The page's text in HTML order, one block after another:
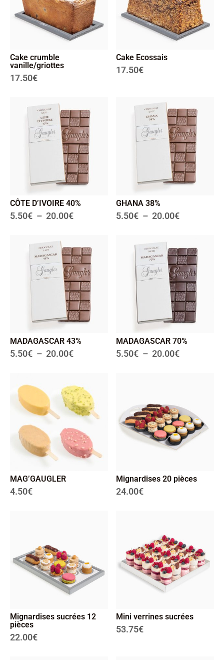
Cake crumble
vanille/griottes
17.50€
Cake Ecossais
17.50€
CÔTE D’IVOIRE 40%
5.50€ – 20.00€
GHANA 38%
5.50€ – 20.00€
MADAGASCAR 43%
5.50€ – 20.00€
MADAGASCAR 70%
5.50€ – 20.00€
MAG’GAUGLER
4.50€
Mignardises 20 pièces
24.00€
Mignardises sucrées 12
pièces
22.00€
Mini verrines sucrées
53.75€